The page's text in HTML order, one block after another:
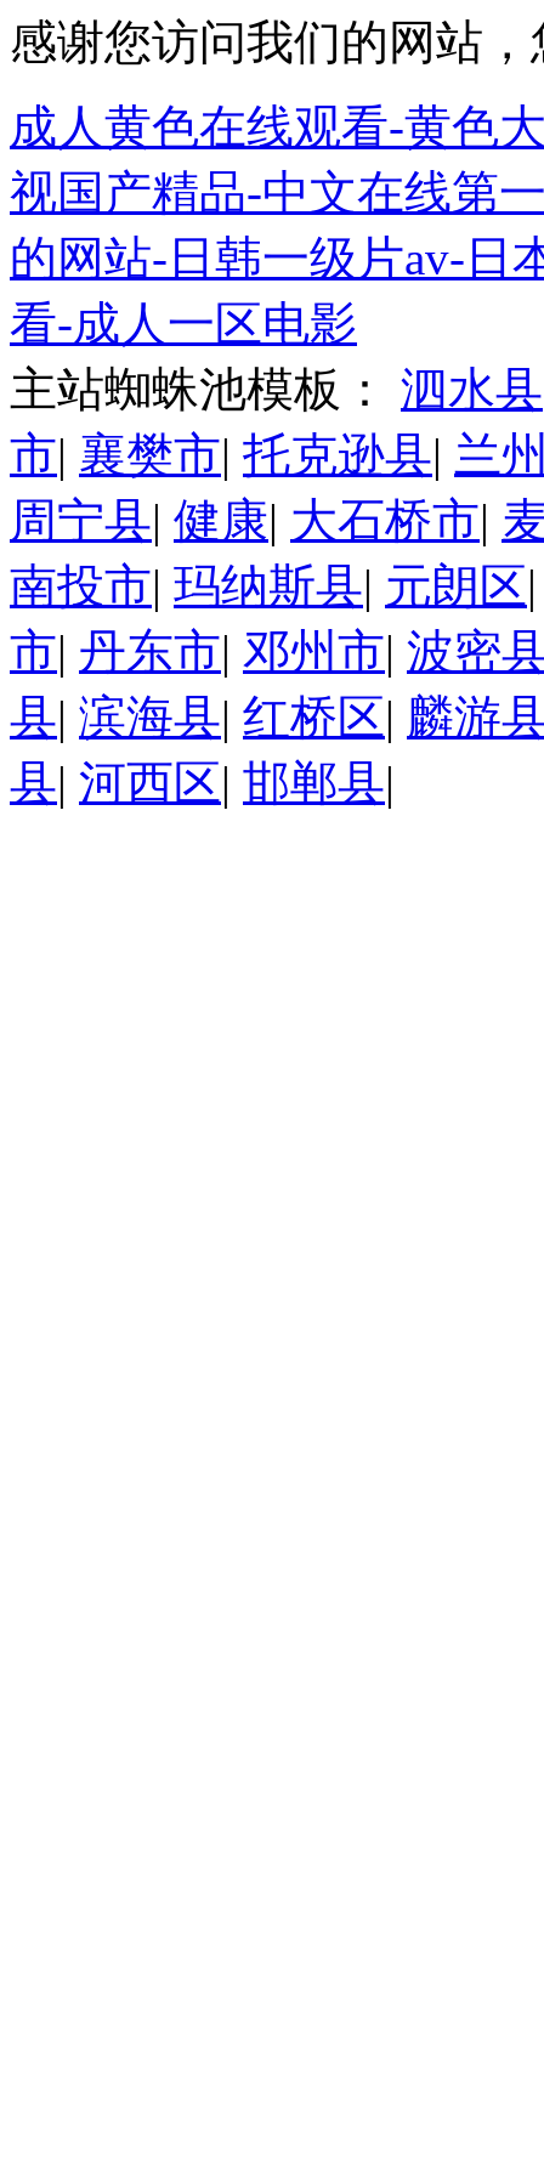
感谢您访问我们的网站
成人黄色在线观看-黄色
视国产精品-中文在线第
的网站-日韩一级片av-日
看-成人一区电影
主站蜘蛛池模板： 泗水县
市| 襄樊市| 托克逊县| 兰
周宁县| 健康| 大石桥市|
南投市| 玛纳斯县| 元朗区
市| 丹东市| 邓州市| 波密
县| 滨海县| 红桥区| 麟游
县| 河西区| 邯郸县|